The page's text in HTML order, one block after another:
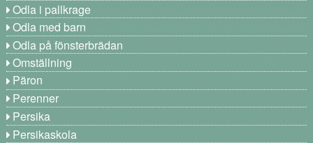
Odla i pallkrage
Odla med barn
Odla på fönsterbrädan
Omställning
Päron
Perenner
Persika
Persikaskola